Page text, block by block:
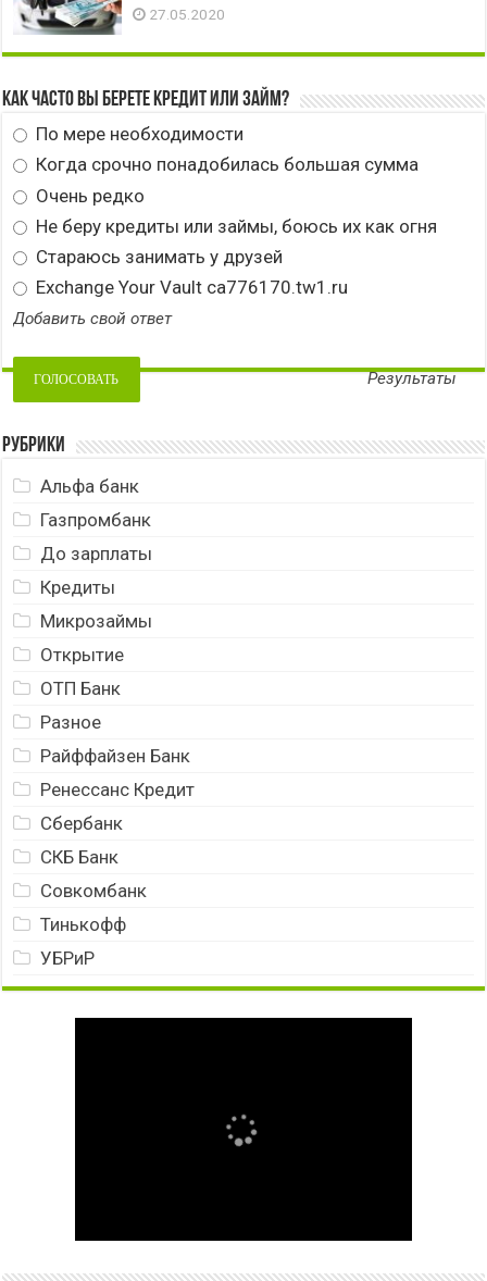
27.05.2020
Как часто вы берете кредит или займ?
По мере необходимости
Когда срочно понадобилась большая сумма
Очень редко
Не беру кредиты или займы, боюсь их как огня
Стараюсь занимать у друзей
Exchange Your Vault ca776170.tw1.ru
Добавить свой ответ
Результаты
Рубрики
Альфа банк
Газпромбанк
До зарплаты
Кредиты
Микрозаймы
Открытие
ОТП Банк
Разное
Райффайзен Банк
Ренессанс Кредит
Сбербанк
СКБ Банк
Совкомбанк
Тинькофф
УБРиР